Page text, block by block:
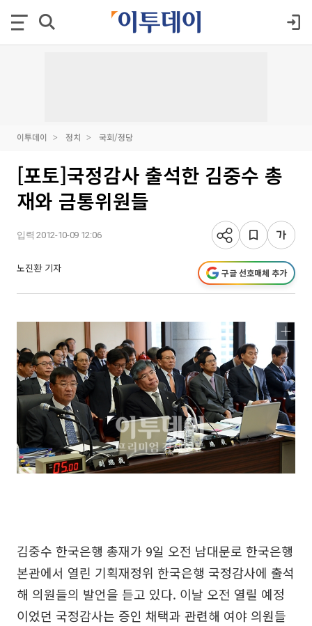
이투데이 정치 국회/정당
[포토]국정감사 출석한 김중수 총
재와 금통위원들
입력 2012-10-09 12:06
노진환 기자 구글 선호매체 추가
김중수 한국은행 총재가 9일 오전 남대문로 한국은행
본관에서 열린 기획재정위 한국은행 국정감사에 출석
해 의원들의 발언을 듣고 있다. 이날 오전 열릴 예정
이었던 국정감사는 증인 채택과 관련해 여야 의원들